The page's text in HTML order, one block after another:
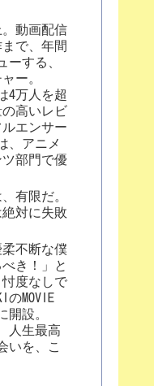
動画配信
で、年間
ーする、
ー。
4万人を超
高いレビ
エンサー
、アニメ
ツ部門で優
有限だ。
対に失敗
不断な僕
き！」と
度なしで
のMOVIE
開設。
人生最高
いを、こ